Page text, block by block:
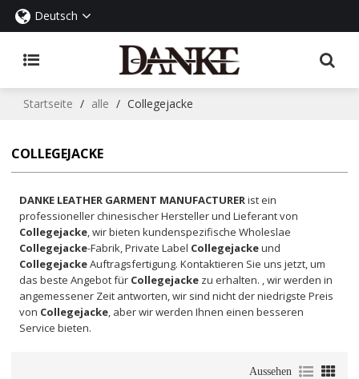
Deutsch
Startseite / alle / Collegejacke
COLLEGEJACKE
DANKE LEATHER GARMENT MANUFACTURERist ein
professioneller chinesischer Hersteller und Lieferant von
Collegejacke, wir bieten kundenspezifische Wholeslae
Collegejacke-Fabrik, Private Label Collegejackeund
CollegejackeAuftragsfertigung. Kontaktieren Sie uns jetzt, um
das beste Angebot für Collegejacke zu erhalten. , wir werden in
angemessener Zeit antworten, wir sind nicht der niedrigste Preis
von Collegejacke, aber wir werden Ihnen einen besseren
Service bieten.
Aussehen